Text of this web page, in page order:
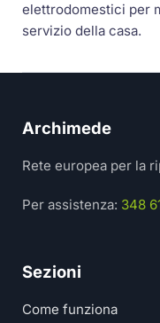
elettrodomestici per
servizio della casa.
Archimede
Rete europea per la
Per assistenza: 348
Sezioni
Come funziona